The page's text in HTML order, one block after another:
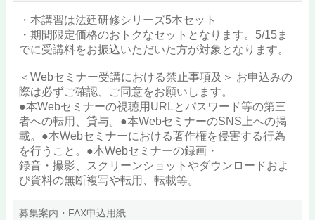
・本講習は法廷研修シリーズ5本セット
・期間限定価格のおトクなセットとなります。5/15ま
でに受講料をお振込いただいた方が対象となります。
＜Webセミナー受講における禁止事項及＞ お申込みの
際は必ずご確認、ご同意をお願いします。
●本Webセミナーの視聴用URLとパスワード等の第三
者への転用、貸与。●本WebセミナーのSNS上への掲
載。●本Webセミナーにおける著作権を侵害する行為
を行うこと。●本Webセミナーの録画・
録音・撮影、スクリーンショットやダウンロードおよ
び資料の無断複写や転用、転載等。
募集案内・FAX申込用紙